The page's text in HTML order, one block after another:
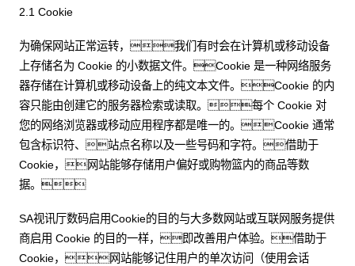
2.1 Cookie
为确保网站正常运转，我们有时会在计算机或移动设备
上存储名为 Cookie 的小数据文件。Cookie 是一种网络服务
器存储在计算机或移动设备上的纯文本文件。Cookie 的内
容只能由创建它的服务器检索或读取。每个 Cookie 对
您的网络浏览器或移动应用程序都是唯一的。Cookie 通常
包含标识符、站点名称以及一些号码和字符。借助于
Cookie，网站能够存储用户偏好或购物篮内的商品等数
据。
SA视讯厅数码启用Cookie的目的与大多数网站或互联网服务提供
商启用 Cookie 的目的一样，即改善用户体验。借助于
Cookie，网站能够记住用户的单次访问（使用会话